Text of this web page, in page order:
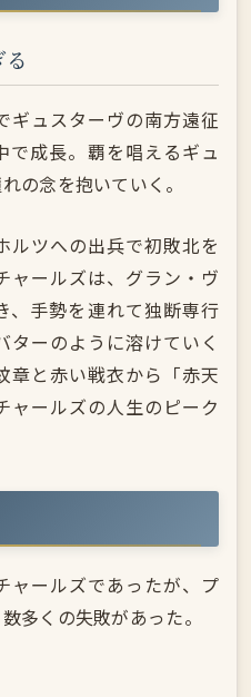
ギュスターヴの南方遠征
で成長。覇を唱えるギュ
の念を抱いていく。
ルツへの出兵で初敗北を
ャールズは、グラン・ヴ
、手勢を連れて独断専行
ターのように溶けていく
章と赤い戦衣から「赤天
ャールズの人生のピーク
ャールズであったが、プ
多くの失敗があった。